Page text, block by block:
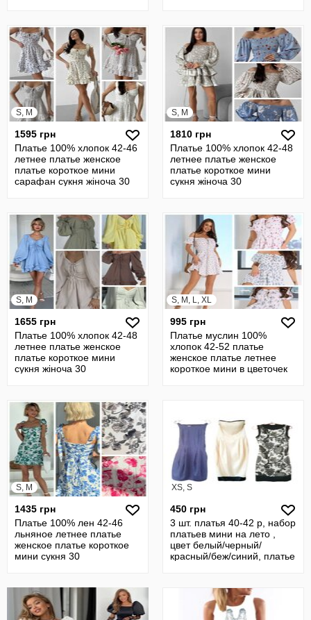
S, M
1595 грн
Платье 100% хлопок 42-46
летнее платье женское
платье короткое мини
сарафан сукня жіноча 30
S, M
1810 грн
Платье 100% хлопок 42-48
летнее платье женское
платье короткое мини
сукня жіноча 30
S, M
1655 грн
Платье 100% хлопок 42-48
летнее платье женское
платье короткое мини
сукня жіноча 30
S, M, L, XL
995 грн
Платье муслин 100%
хлопок 42-52 платье
женское платье летнее
короткое мини в цветочек
S, M
1435 грн
Платье 100% лен 42-46
льняное летнее платье
женское платье короткое
мини сукня 30
XS, S
450 грн
3 шт. платья 40-42 р, набор
платьев мини на лето ,
цвет белый/черный/
красный/беж/синий, платье